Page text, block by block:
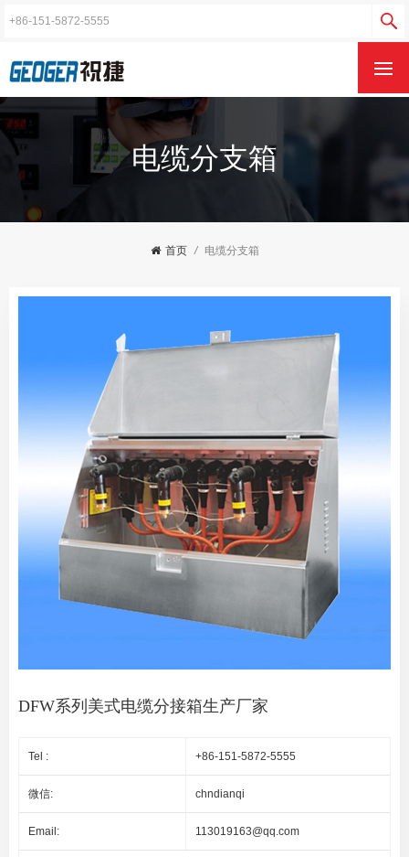
电缆分支箱
首页 / 电缆分支箱
DFW系列美式电缆分接箱生产厂家
Tel : +86-151-5872-5555
微信: chndianqi
Email: 113019163@qq.com